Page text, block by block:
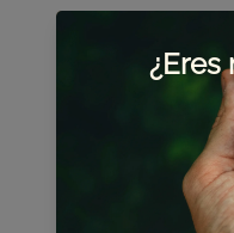
El proyecto
solo busca
de
que las viñas
con pasión y
ofrecer vinos